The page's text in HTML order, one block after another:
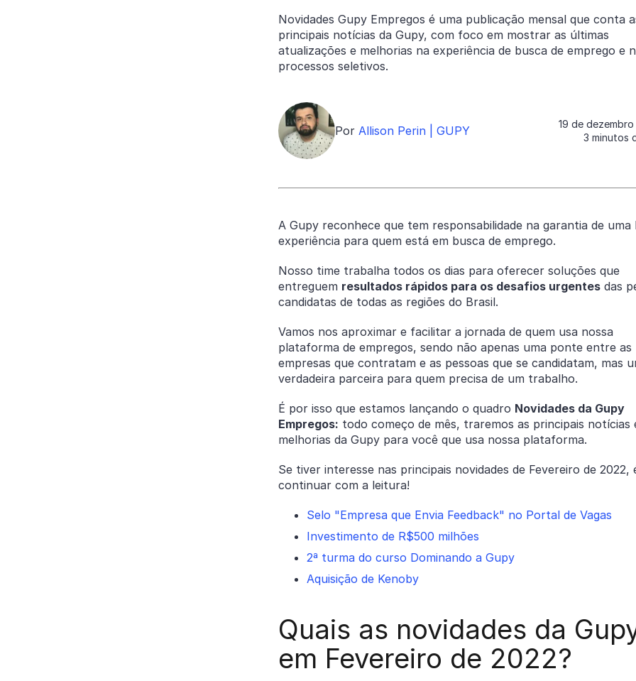
Novidades Gupy Empregos é uma publicação mensal que conta
principais notícias da Gupy, com foco em mostrar as últimas
atualizações e melhorias na experiência de busca de emprego e
processos seletivos.
Por Allison Perin | GUPY
19 de
3 minutos
A Gupy reconhece que tem responsabilidade na garantia de uma
experiência para quem está em busca de emprego.
Nosso time trabalha todos os dias para oferecer soluções que
entreguem resultados rápidos para os desafios urgentes das
candidatas de todas as regiões do Brasil.
Vamos nos aproximar e facilitar a jornada de quem usa nossa
plataforma de empregos, sendo não apenas uma ponte entre as
empresas que contratam e as pessoas que se candidatam, mas
verdadeira parceira para quem precisa de um trabalho.
É por isso que estamos lançando o quadro Novidades da Gupy
Empregos: todo começo de mês, traremos as principais notícias
melhorias da Gupy para você que usa nossa plataforma.
Se tiver interesse nas principais novidades de Fevereiro de 2022,
continuar com a leitura!
Selo "Empresa que Envia Feedback" no Portal de Vagas
Investimento de R$500 milhões
2ª turma do curso Dominando a Gupy
Aquisição de Kenoby
Quais as novidades da
em Fevereiro de 2022?